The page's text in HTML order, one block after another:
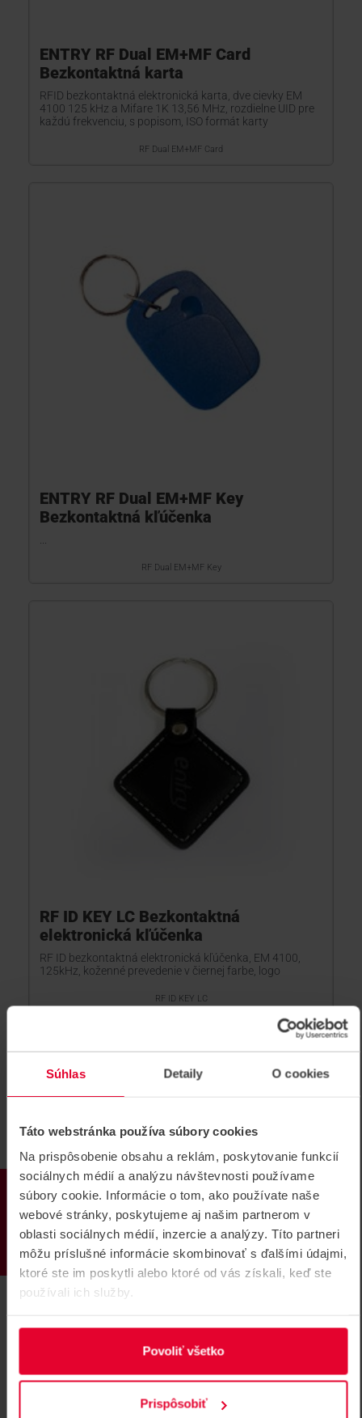
Súhlas Detaily O cookies
Táto webstránka používa súbory cookies
Na prispôsobenie obsahu a reklám, poskytovanie funkcií
sociálnych médií a analýzu návštevnosti používame
súbory cookie. Informácie o tom, ako používate naše
webové stránky, poskytujeme aj našim partnerom v
oblasti sociálnych médií, inzercie a analýzy. Títo partneri
môžu príslušné informácie skombinovať s ďalšími údajmi,
ktoré ste im poskytli alebo ktoré od vás získali, keď ste
používali ich služby.
Povoliť všetko
Prispôsobiť
PRODUKTY
ENTRY RF Dual EM+MF Card
Bezkontaktná karta
RFID bezkontaktná elektronická karta, dve cievky EM
4100 125 kHz a Mifare 1K 13,56 MHz, rozdielne UID pre
každú frekvenciu, s popisom, ISO formát karty
RF Dual EM+MF Card
ENTRY RF Dual EM+MF Key
Bezkontaktná kľúčenka
RF Dual EM+MF Key
RF ID KEY LC Bezkontaktná
elektronická kľúčenka
RF ID bezkontaktná elektronická kľúčenka, EM 4100,
125kHz, koženné prevedenie v čiernej farbe, logo
RF ID KEY LC
RF ID KEY black Bezkontaktná
125kHz, plast, čierna